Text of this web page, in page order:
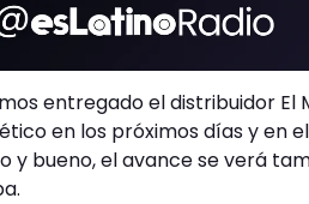
entregado el distribuidor
en los próximos días y en
y bueno, el avance se verá